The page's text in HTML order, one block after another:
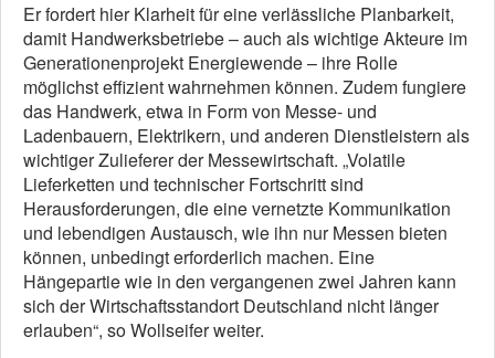
Er fordert hier Klarheit für eine verlässliche Planbarkeit,
damit Handwerksbetriebe – auch als wichtige Akteure im
Generationenprojekt Energiewende – ihre Rolle
möglichst effizient wahrnehmen können. Zudem fungiere
das Handwerk, etwa in Form von Messe- und
Ladenbauern, Elektrikern, und anderen Dienstleistern als
wichtiger Zulieferer der Messewirtschaft. „Volatile
Lieferketten und technischer Fortschritt sind
Herausforderungen, die eine vernetzte Kommunikation
und lebendigen Austausch, wie ihn nur Messen bieten
können, unbedingt erforderlich machen. Eine
Hängepartie wie in den vergangenen zwei Jahren kann
sich der Wirtschaftsstandort Deutschland nicht länger
erlauben“, so Wollseifer weiter.